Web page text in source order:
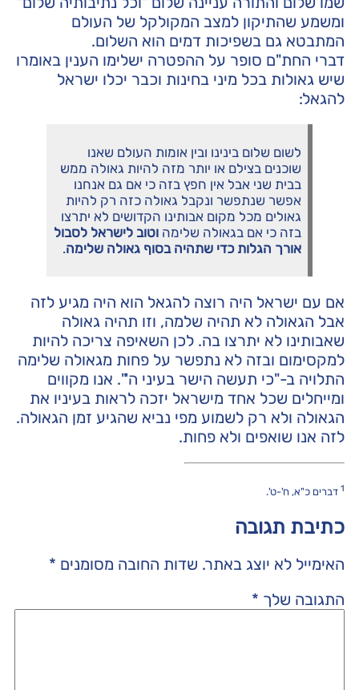
ומשמע שהתיקון למצב המקולקל של העולם
המתבטא גם בשפיכות דמים הוא השלום.
דברי החת"ם סופר על ההפטרה ישלימו הענין באומרו
שיש גאולות בכל מיני בחינות וכבר יכלו ישראל
להגאל:
לשום שלום בינינו ובין אומות העולם שאנו
שוכנים בצילם או יותר מזה להיות גאולה ממש
בבית שני אבל אין חפץ בזה כי אם גם אנחנו
אפשר שנתפשר ונקבל גאולה כזה רק להיות
גאולים מכל מקום אבותינו הקדושים לא יתרצו
בזה כי אם בגאולה שלימה וטוב לישראל לסבול
אורך הגלות כדי שתהיה בסוף גאולה שלימה.
אם עם ישראל היה רוצה להגאל הוא היה מגיע לזה
אבל הגאולה לא תהיה שלמה, וזו תהיה גאולה
שאבותינו לא יתרצו בה. לכן השאיפה צריכה להיות
למקסימום ובזה לא נתפשר על פחות מגאולה שלימה
התלויה ב-"כי תעשה הישר בעיני ה'". אנו מקווים
ומייחלים שכל אחד מישראל יזכה לראות בעיניו את
הגאולה ולא רק לשמוע מפי נביא שהגיע זמן הגאולה.
לזה אנו שואפים ולא פחות.
1דברים כ"א, ח'-ט'.
כתיבת תגובה
האימייל לא יוצג באתר. שדות החובה מסומנים *
התגובה שלך *